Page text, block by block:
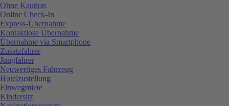
Ohne Kaution
Online Check-In
Express-Übernahme
Kontaktlose Übernahme
Übernahme via Smartphone
Zusatzfahrer
Jungfahrer
Neuwertiges Fahrzeug
Hotelzustellung
Einwegmiete
Kindersitz